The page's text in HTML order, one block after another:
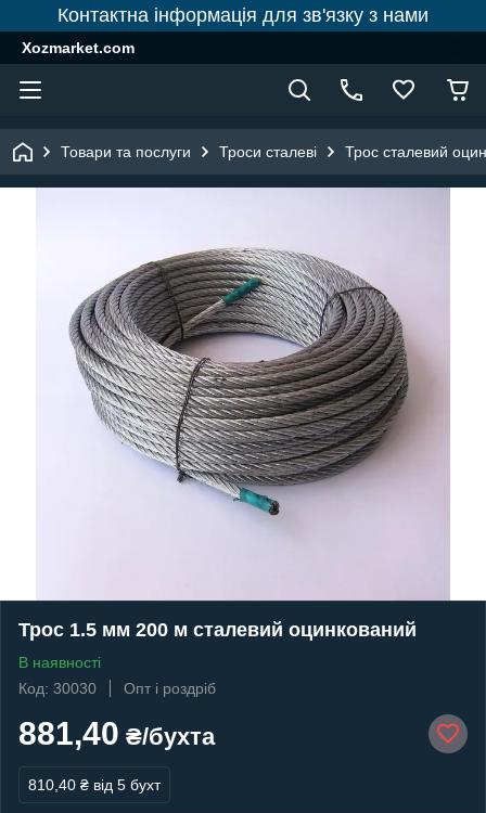
Контактна інформація для зв'язку з нами
Xozmarket.com
Товари та послуги Троси сталеві Трос сталевий
Трос 1.5 мм 200 м сталевий оцинкований
В наявності
Код: 30030
Опт і роздріб
881,40 ₴/бухта
810,40 ₴ від 5 бухт